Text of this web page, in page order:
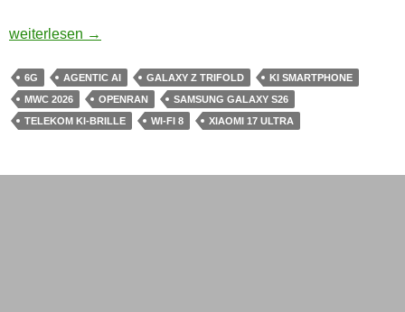
MWC 2026: Wenn Smartphones noch mehr Falten kriegen,
weiterlesen →
6G AGENTIC AI GALAXY Z TRIFOLD
KI SMARTPHONE
MWC 2026
OPENRAN
SAMSUNG GALAXY S26
TELEKOM KI-BRILLE
WI-FI 8 XIAOMI 17 ULTRA